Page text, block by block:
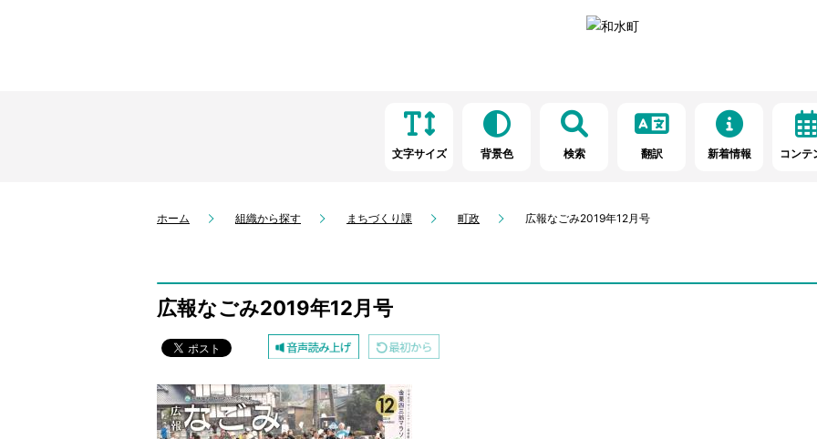
文字サイズ 背景色 検索 翻訳 新着情報 コンテ
ホーム 組織から探す まちづくり課 町政 広報なごみ2019年12月号
広報なごみ2019年12月号